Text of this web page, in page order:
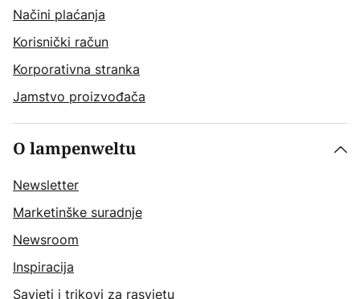
Načini plaćanja
Korisnički račun
Korporativna stranka
Jamstvo proizvođača
O lampenweltu
Newsletter
Marketinške suradnje
Newsroom
Inspiracija
Savjeti i trikovi za rasvjetu